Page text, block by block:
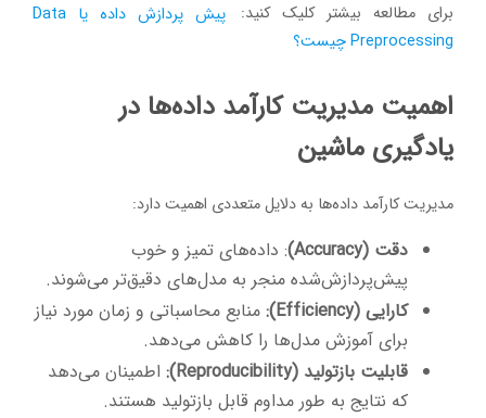
برای مطالعه بیشتر کلیک کنید:
پیش پردازش داده یا Data
Preprocessing چیست؟
اهمیت مدیریت کارآمد داده‌ها در
یادگیری ماشین
مدیریت کارآمد داده‌ها به دلایل متعددی اهمیت دارد:
دقت (Accuracy)
: داده‌های تمیز و خوب
پیش‌پردازش‌شده منجر به مدل‌های دقیق‌تر می‌شوند.
کارایی (Efficiency):
منابع محاسباتی و زمان مورد نیاز
برای آموزش مدل‌ها را کاهش می‌دهد.
قابلیت بازتولید (Reproducibility):
اطمینان می‌دهد
که نتایج به طور مداوم قابل بازتولید هستند.